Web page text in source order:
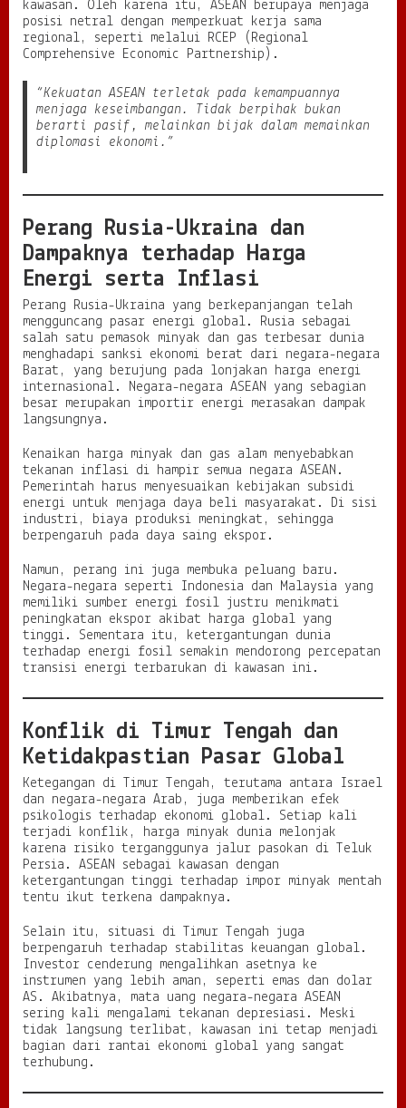
kawasan. Oleh karena itu, ASEAN berupaya menjaga
posisi netral dengan memperkuat kerja sama
regional, seperti melalui RCEP (Regional
Comprehensive Economic Partnership).
“Kekuatan ASEAN terletak pada kemampuannya
menjaga keseimbangan. Tidak berpihak bukan
berarti pasif, melainkan bijak dalam memainkan
diplomasi ekonomi.”
Perang Rusia-Ukraina dan
Dampaknya terhadap Harga
Energi serta Inflasi
Perang Rusia-Ukraina yang berkepanjangan telah
mengguncang pasar energi global. Rusia sebagai
salah satu pemasok minyak dan gas terbesar dunia
menghadapi sanksi ekonomi berat dari negara-negara
Barat, yang berujung pada lonjakan harga energi
internasional. Negara-negara ASEAN yang sebagian
besar merupakan importir energi merasakan dampak
langsungnya.
Kenaikan harga minyak dan gas alam menyebabkan
tekanan inflasi di hampir semua negara ASEAN.
Pemerintah harus menyesuaikan kebijakan subsidi
energi untuk menjaga daya beli masyarakat. Di sisi
industri, biaya produksi meningkat, sehingga
berpengaruh pada daya saing ekspor.
Namun, perang ini juga membuka peluang baru.
Negara-negara seperti Indonesia dan Malaysia yang
memiliki sumber energi fosil justru menikmati
peningkatan ekspor akibat harga global yang
tinggi. Sementara itu, ketergantungan dunia
terhadap energi fosil semakin mendorong percepatan
transisi energi terbarukan di kawasan ini.
Konflik di Timur Tengah dan
Ketidakpastian Pasar Global
Ketegangan di Timur Tengah, terutama antara Israel
dan negara-negara Arab, juga memberikan efek
psikologis terhadap ekonomi global. Setiap kali
terjadi konflik, harga minyak dunia melonjak
karena risiko terganggunya jalur pasokan di Teluk
Persia. ASEAN sebagai kawasan dengan
ketergantungan tinggi terhadap impor minyak mentah
tentu ikut terkena dampaknya.
Selain itu, situasi di Timur Tengah juga
berpengaruh terhadap stabilitas keuangan global.
Investor cenderung mengalihkan asetnya ke
instrumen yang lebih aman, seperti emas dan dolar
AS. Akibatnya, mata uang negara-negara ASEAN
sering kali mengalami tekanan depresiasi. Meski
tidak langsung terlibat, kawasan ini tetap menjadi
bagian dari rantai ekonomi global yang sangat
terhubung.